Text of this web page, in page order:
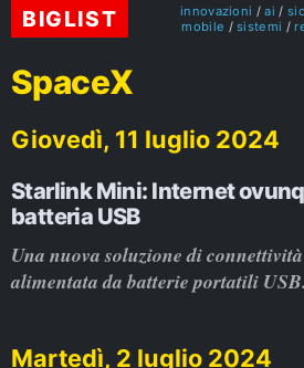
BIGLIST innovazioni ai
mobile
sistemi
SpaceX
Giovedì, 11 luglio 2024
Starlink Mini: Internet
batteria USB
Una nuova soluzione di
alimentata da batterie portatili USB.
Martedì, 2 luglio 2024